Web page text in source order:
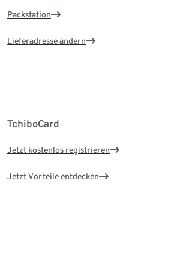
Packstation
Lieferadresse ändern
TchiboCard
Jetzt kostenlos registrieren
Jetzt Vorteile entdecken